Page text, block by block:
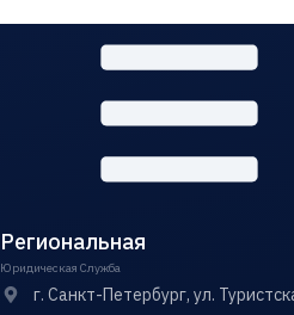
Региональная
Юридическая Служба
г. Санкт-Петербург, ул.